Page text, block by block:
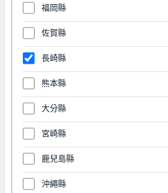
福岡縣
佐賀縣
長崎縣
熊本縣
大分縣
宮崎縣
鹿兒島縣
沖繩縣